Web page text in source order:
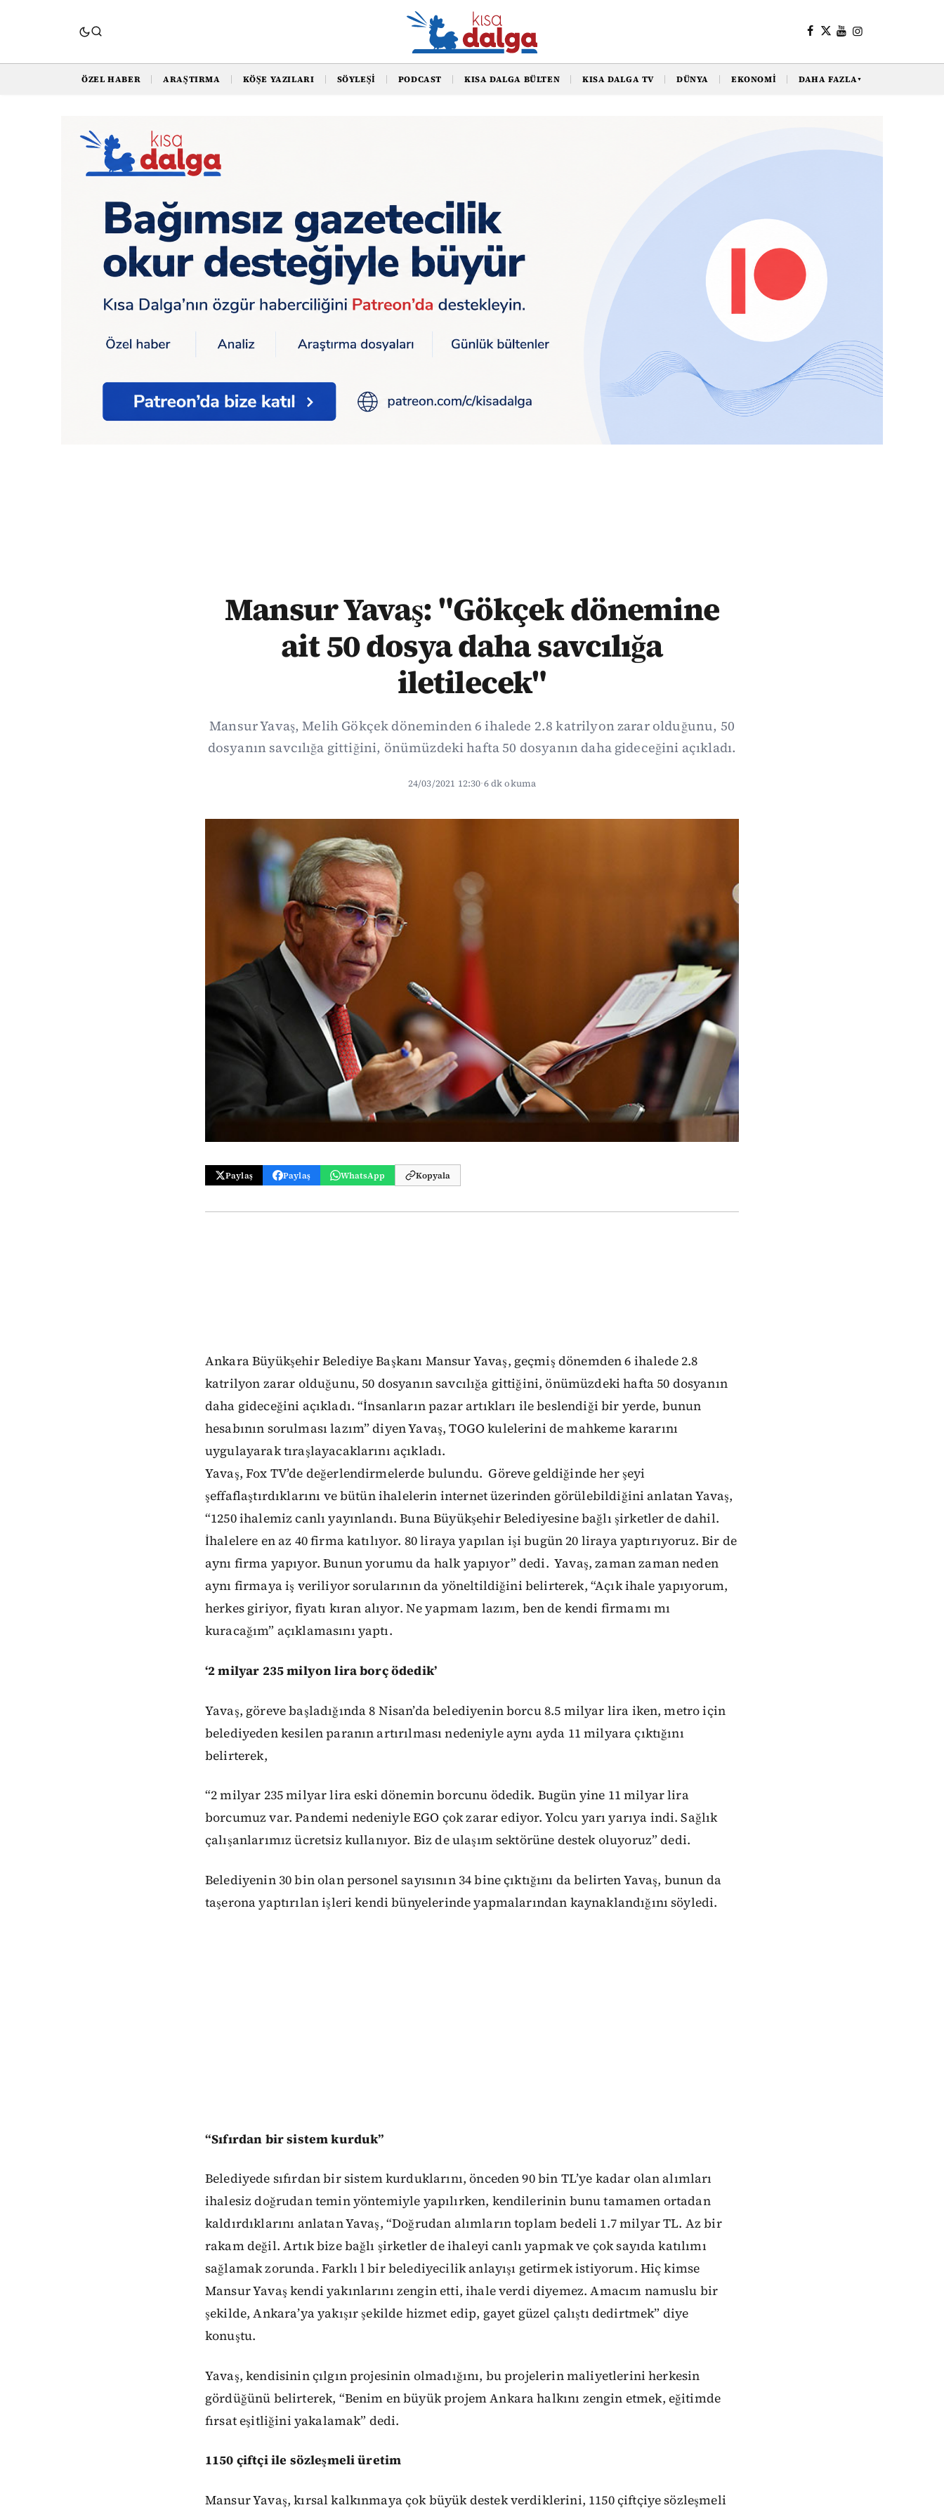
ÖZEL HABER ARAŞTIRMA KÖŞE YAZILARI SÖYLEŞI PODCAST KISA DALGA BÜLTEN KISA DALGA TV DÜNYA EKONOMI DAHA FAZLA▼
Mansur Yavaş: "Gökçek dönemine
ait 50 dosya daha savcılığa
iletilecek"
Mansur Yavaş, Melih Gökçek döneminden 6 ihalede 2.8 katrilyon zarar olduğunu, 50
dosyanın savcılığa gittiğini, önümüzdeki hafta 50 dosyanın daha gideceğini açıkladı.
24/03/2021 12:30·6 dk okuma
Paylaş Paylaş WhatsApp Kopyala
Ankara Büyükşehir Belediye Başkanı Mansur Yavaş, geçmiş dönemden 6 ihalede 2.8
katrilyon zarar olduğunu, 50 dosyanın savcılığa gittiğini, önümüzdeki hafta 50 dosyanın
daha gideceğini açıkladı. “İnsanların pazar artıkları ile beslendiği bir yerde, bunun
hesabının sorulması lazım” diyen Yavaş, TOGO kulelerini de mahkeme kararını
uygulayarak tıraşlayacaklarını açıkladı.
Yavaş, Fox TV’de değerlendirmelerde bulundu. Göreve geldiğinde her şeyi
şeffaflaştırdıklarını ve bütün ihalelerin internet üzerinden görülebildiğini anlatan Yavaş,
“1250 ihalemiz canlı yayınlandı. Buna Büyükşehir Belediyesine bağlı şirketler de dahil.
İhalelere en az 40 firma katılıyor. 80 liraya yapılan işi bugün 20 liraya yaptırıyoruz. Bir de
aynı firma yapıyor. Bunun yorumu da halk yapıyor” dedi. Yavaş, zaman zaman neden
aynı firmaya iş veriliyor sorularının da yöneltildiğini belirterek, “Açık ihale yapıyorum,
herkes giriyor, fiyatı kıran alıyor. Ne yapmam lazım, ben de kendi firmamı mı
kuracağım” açıklamasını yaptı.
‘2 milyar 235 milyon lira borç ödedik’
Yavaş, göreve başladığında 8 Nisan’da belediyenin borcu 8.5 milyar lira iken, metro için
belediyeden kesilen paranın artırılması nedeniyle aynı ayda 11 milyara çıktığını
belirterek,
“2 milyar 235 milyar lira eski dönemin borcunu ödedik. Bugün yine 11 milyar lira
borcumuz var. Pandemi nedeniyle EGO çok zarar ediyor. Yolcu yarı yarıya indi. Sağlık
çalışanlarımız ücretsiz kullanıyor. Biz de ulaşım sektörüne destek oluyoruz” dedi.
Belediyenin 30 bin olan personel sayısının 34 bine çıktığını da belirten Yavaş, bunun da
taşerona yaptırılan işleri kendi bünyelerinde yapmalarından kaynaklandığını söyledi.
“Sıfırdan bir sistem kurduk”
Belediyede sıfırdan bir sistem kurduklarını, önceden 90 bin TL’ye kadar olan alımları
ihalesiz doğrudan temin yöntemiyle yapılırken, kendilerinin bunu tamamen ortadan
kaldırdıklarını anlatan Yavaş, “Doğrudan alımların toplam bedeli 1.7 milyar TL. Az bir
rakam değil. Artık bize bağlı şirketler de ihaleyi canlı yapmak ve çok sayıda katılımı
sağlamak zorunda. Farklı l bir belediyecilik anlayışı getirmek istiyorum. Hiç kimse
Mansur Yavaş kendi yakınlarını zengin etti, ihale verdi diyemez. Amacım namuslu bir
şekilde, Ankara’ya yakışır şekilde hizmet edip, gayet güzel çalıştı dedirtmek” diye
konuştu.
Yavaş, kendisinin çılgın projesinin olmadığını, bu projelerin maliyetlerini herkesin
gördüğünü belirterek, “Benim en büyük projem Ankara halkını zengin etmek, eğitimde
fırsat eşitliğini yakalamak” dedi.
1150 çiftçi ile sözleşmeli üretim
Mansur Yavaş, kırsal kalkınmaya çok büyük destek verdiklerini, 1150 çiftçiye sözleşmeli